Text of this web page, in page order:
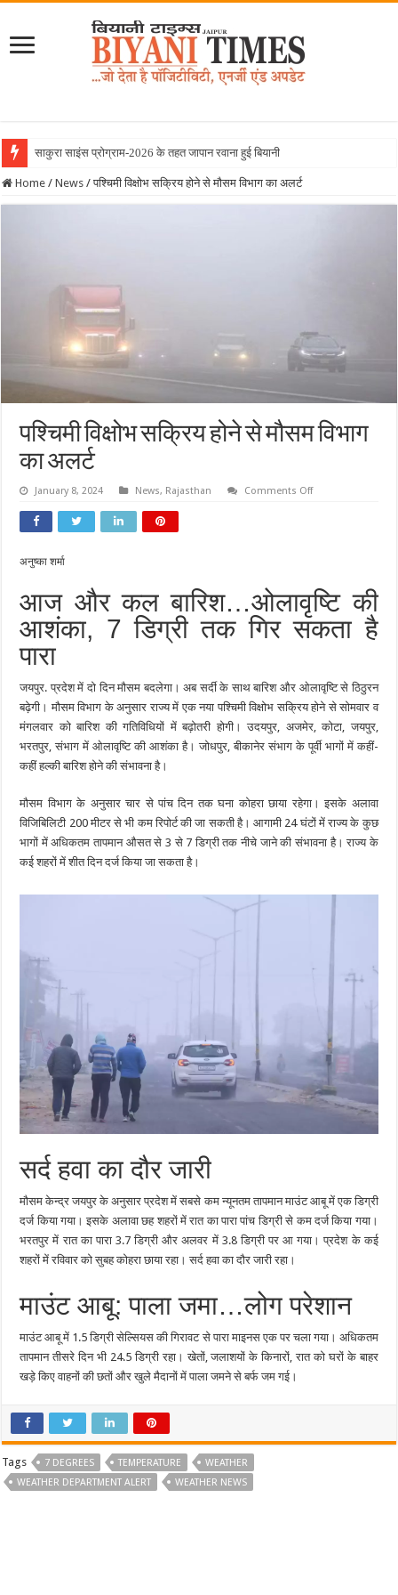
साकुरा साइंस प्रोग्राम-2026 के तहत जापान रवाना हुई बियानी ग्रुप ऑफ कॉ
Home / News / पश्चिमी विक्षोभ सक्रिय होने से मौसम विभाग का अलर्ट
पश्चिमी विक्षोभ सक्रिय होने से मौसम विभाग
का अलर्ट
January 8, 2024 News, Rajasthan Comments Offon
अलर्ट
अनुष्का शर्मा
आज और कल बारिश…ओलावृष्टि की
आशंका, 7 डिग्री तक गिर सकता है
पारा
जयपुर. प्रदेश में दो दिन मौसम बदलेगा। अब सर्दी के साथ बारिश और ओलावृष्टि से ठिठुरन
बढ़ेगी। मौसम विभाग के अनुसार राज्य में एक नया पश्चिमी विक्षोभ सक्रिय होने से सोमवार व
मंगलवार को बारिश की गतिविधियों में बढ़ोतरी होगी। उदयपुर, अजमेर, कोटा, जयपुर,
भरतपुर, संभाग में ओलावृष्टि की आशंका है। जोधपुर, बीकानेर संभाग के पूर्वी भागों में कहीं-
कहीं हल्की बारिश होने की संभावना है।
मौसम विभाग के अनुसार चार से पांच दिन तक घना कोहरा छाया रहेगा। इसके अलावा
विजिबिलिटी 200 मीटर से भी कम रिपोर्ट की जा सकती है। आगामी 24 घंटों में राज्य के कुछ
भागों में अधिकतम तापमान औसत से 3 से 7 डिग्री तक नीचे जाने की संभावना है। राज्य के
कई शहरों में शीत दिन दर्ज किया जा सकता है।
सर्द हवा का दौर जारी
मौसम केन्द्र जयपुर के अनुसार प्रदेश में सबसे कम न्यूनतम तापमान माउंट आबू में एक डिग्री
दर्ज किया गया। इसके अलावा छह शहरों में रात का पारा पांच डिग्री से कम दर्ज किया गया।
भरतपुर में रात का पारा 3.7 डिग्री और अलवर में 3.8 डिग्री पर आ गया। प्रदेश के कई
शहरों में रविवार को सुबह कोहरा छाया रहा। सर्द हवा का दौर जारी रहा।
माउंट आबू: पाला जमा…लोग परेशान
माउंट आबू में 1.5 डिग्री सेल्सियस की गिरावट से पारा माइनस एक पर चला गया। अधिकतम
तापमान तीसरे दिन भी 24.5 डिग्री रहा। खेतों, जलाशयों के किनारों, रात को घरों के बाहर
खड़े किए वाहनों की छतों और खुले मैदानों में पाला जमने से बर्फ जम गई।
Tags 7 DEGREES TEMPERATURE
WEATHER
WEATHER DEPARTMENT ALERT
WEATHER NEWS